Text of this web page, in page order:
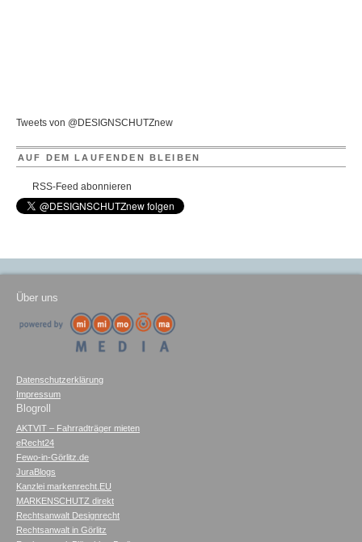
Tweets von @DESIGNSCHUTZnew
AUF DEM LAUFENDEN BLEIBEN
RSS-Feed abonnieren
Über uns
Datenschutzerklärung
Impressum
Blogroll
AKTVIT – Fahrradträger mieten
eRecht24
Fewo-in-Görlitz.de
JuraBlogs
Kanzlei markenrecht.EU
MARKENSCHUTZ direkt
Rechtsanwalt Designrecht
Rechtsanwalt in Görlitz